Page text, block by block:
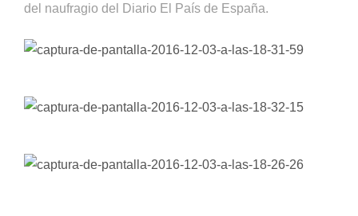
del naufragio del Diario El País de España.